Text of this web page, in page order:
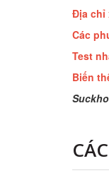
Địa chỉ
Các
Test
Biến